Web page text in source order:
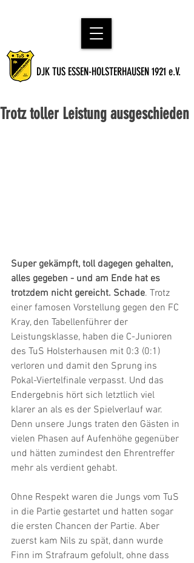
DJK TUS ESSEN-HOLSTERHAUSEN 1921 e.V.
Trotz toller Leistung ausgeschieden
Super gekämpft, toll dagegen gehalten,
alles gegeben - und am Ende hat es
trotzdem nicht gereicht. Schade. Trotz
einer famosen Vorstellung gegen den FC
Kray, den Tabellenführer der
Leistungsklasse, haben die C-Junioren
des TuS Holsterhausen mit 0:3 (0:1)
verloren und damit den Sprung ins
Pokal-Viertelfinale verpasst. Und das
Endergebnis hört sich letztlich viel
klarer an als es der Spielverlauf war.
Denn unsere Jungs traten den Gästen in
vielen Phasen auf Aufenhöhe gegenüber
und hätten zumindest den Ehrentreffer
mehr als verdient gehabt.
Ohne Respekt waren die Jungs vom TuS
in die Partie gestartet und hatten sogar
die ersten Chancen der Partie. Aber
zuerst kam Nils zu spät, dann wurde
Finn im Strafraum gefolult, ohne dass